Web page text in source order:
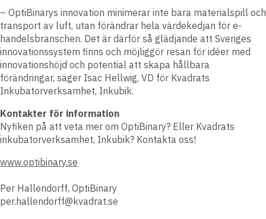
– OptiBinarys innovation minimerar inte bara materialspill och
transport av luft, utan förändrar hela värdekedjan för e-
handelsbranschen. Det är därför så glädjande att Sveriges
innovationssystem finns och möjliggör resan för idéer med
innovationshöjd och potential att skapa hållbara
förändringar, säger Isac Hellwig, VD för Kvadrats
Inkubatorverksamhet, Inkubik.
Kontakter för information
Nyfiken på att veta mer om OptiBinary? Eller Kvadrats
inkubatorverksamhet, Inkubik? Kontakta oss!
www.optibinary.se
Per Hallendorff, OptiBinary
per.hallendorff@kvadrat.se